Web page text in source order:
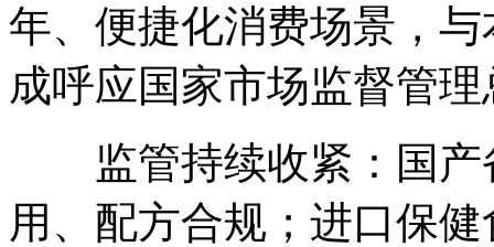
年、便捷化消费场景，
成呼应国家市场监督管
监管持续收紧：国产
用、配方合规；进口保